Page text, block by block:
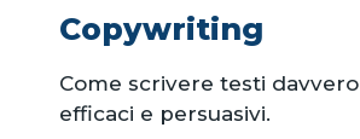
Copywriting
Come scrivere testi davvero
efficaci e persuasivi.